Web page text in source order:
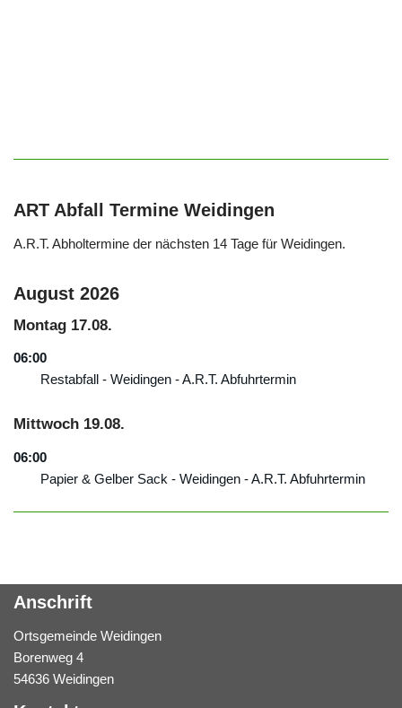
ART Abfall Termine Weidingen
A.R.T. Abholtermine der nächsten 14 Tage für Weidingen.
August 2026
Montag 17.08.
06:00
Restabfall - Weidingen - A.R.T. Abfuhrtermin
Mittwoch 19.08.
06:00
Papier & Gelber Sack - Weidingen - A.R.T. Abfuhrtermin
Anschrift
Ortsgemeinde Weidingen
Borenweg 4
54636 Weidingen